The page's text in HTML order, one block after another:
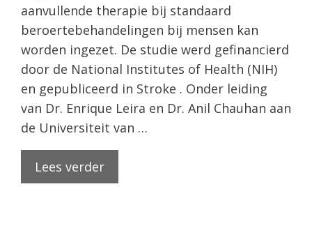
aanvullende therapie bij standaard
beroertebehandelingen bij mensen kan
worden ingezet. De studie werd gefinancierd
door de National Institutes of Health (NIH)
en gepubliceerd in Stroke . Onder leiding
van Dr. Enrique Leira en Dr. Anil Chauhan aan
de Universiteit van …
Lees verder